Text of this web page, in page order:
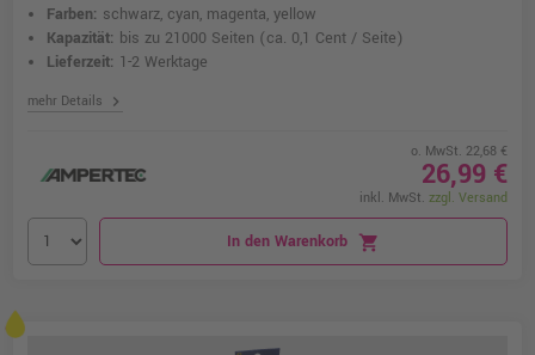
Farben: schwarz, cyan, magenta, yellow
Kapazität: bis zu 21000 Seiten (ca. 0,1 Cent / Seite)
Lieferzeit: 1-2 Werktage
mehr Details chevron_right
o. MwSt. 22,68 €
26,99 €
inkl. MwSt. zzgl. Versand
In den Warenkorb shopping_cart